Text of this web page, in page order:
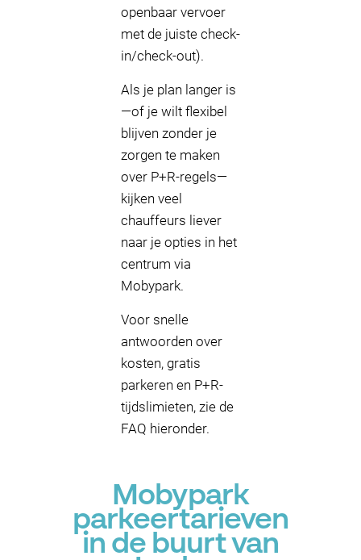
openbaar vervoer
met de juiste check-
in/check-out).
Als je plan langer is
—of je wilt flexibel
blijven zonder je
zorgen te maken
over P+R-regels—
kijken veel
chauffeurs liever
naar je opties in het
centrum via
Mobypark.
Voor snelle
antwoorden over
kosten, gratis
parkeren en P+R-
tijdslimieten, zie de
FAQ hieronder.
Mobypark
parkeertarieven
in de buurt van